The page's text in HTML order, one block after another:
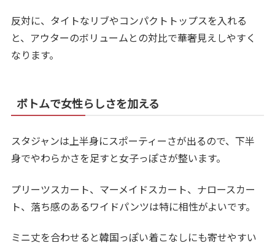
反対に、タイトなリブやコンパクトトップスを入れる
と、アウターのボリュームとの対比で華奢見えしやすく
なります。
ボトムで女性らしさを加える
スタジャンは上半身にスポーティーさが出るので、下半
身でやわらかさを足すと女子っぽさが整います。
プリーツスカート、マーメイドスカート、ナロースカー
ト、落ち感のあるワイドパンツは特に相性がよいです。
ミニ丈を合わせると韓国っぽい着こなしにも寄せやすい